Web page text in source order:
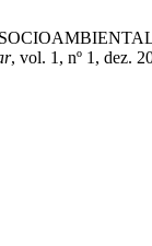
, vol. 1, nº 1, dez.